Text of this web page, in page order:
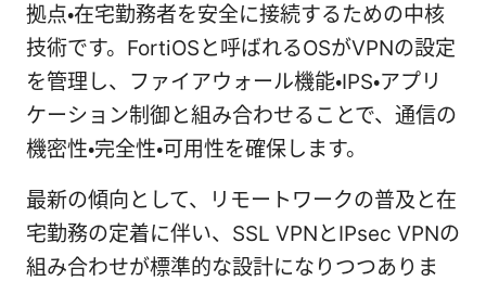
拠点・在宅勤務者を安全に接続するための中核
技術です。FortiOSと呼ばれるOSがVPNの設定
を管理し、ファイアウォール機能・IPS・アプリ
ケーション制御と組み合わせることで、通信の
機密性・完全性・可用性を確保します。
最新の傾向として、リモートワークの普及と在
宅勤務の定着に伴い、SSL VPNとIPsec VPNの
組み合わせが標準的な設計になりつつありま